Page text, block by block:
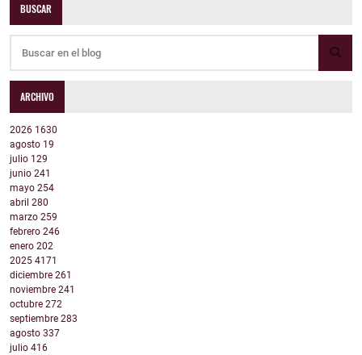
BUSCAR
ARCHIVO
2026 1630
agosto 19
julio 129
junio 241
mayo 254
abril 280
marzo 259
febrero 246
enero 202
2025 4171
diciembre 261
noviembre 241
octubre 272
septiembre 283
agosto 337
julio 416